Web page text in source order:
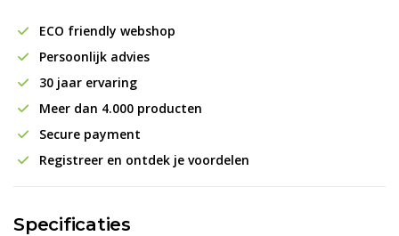
ECO friendly webshop
Persoonlijk advies
30 jaar ervaring
Meer dan 4.000 producten
Secure payment
Registreer en ontdek je voordelen
Specificaties